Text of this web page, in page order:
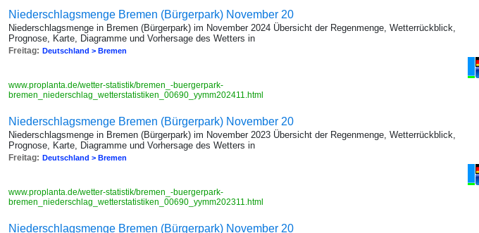
Niederschlagsmenge Bremen (Bürgerpark) November 20
Niederschlagsmenge in Bremen (Bürgerpark) im November 2024 Übersicht der Regenmenge, Wetterrückblick,
Prognose, Karte, Diagramme und Vorhersage des Wetters in
Freitag: Deutschland > Bremen
www.proplanta.de/wetter-statistik/bremen_-buergerpark-
bremen_niederschlag_wetterstatistiken_00690_yymm202411.html
Niederschlagsmenge Bremen (Bürgerpark) November 20
Niederschlagsmenge in Bremen (Bürgerpark) im November 2023 Übersicht der Regenmenge, Wetterrückblick,
Prognose, Karte, Diagramme und Vorhersage des Wetters in
Freitag: Deutschland > Bremen
www.proplanta.de/wetter-statistik/bremen_-buergerpark-
bremen_niederschlag_wetterstatistiken_00690_yymm202311.html
Niederschlagsmenge Bremen (Bürgerpark) November 20